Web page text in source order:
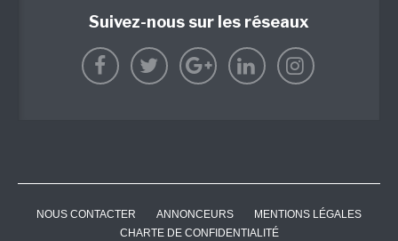
Suivez-nous sur les réseaux
NOUS CONTACTER ANNONCEURS
MENTIONS LÉGALES
CHARTE DE CONFIDENTIALITÉ